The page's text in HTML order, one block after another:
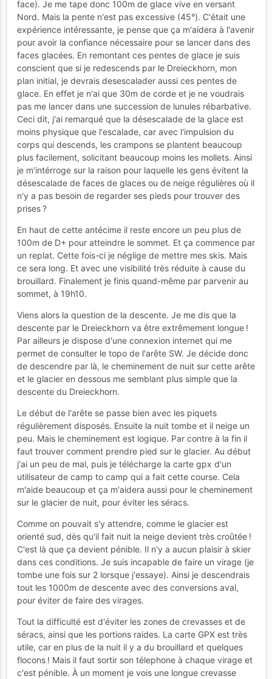
face). Je me tape donc 100m de glace vive en versant
Nord. Mais la pente n'est pas excessive (45°). C'était une
expérience intéressante, je pense que ça m'aidera à l'avenir
pour avoir la confiance nécessaire pour se lancer dans des
faces glacées. En remontant ces pentes de glace je suis
conscient que si je redescends par le Dreieckhorn, mon
plan initial, je devrais desescalader aussi ces pentes de
glace. En effet je n'ai que 30m de corde et je ne voudrais
pas me lancer dans une succession de lunules rébarbative.
Ceci dit, j'ai remarqué que la désescalade de la glace est
moins physique que l'escalade, car avec l'impulsion du
corps qui descends, les crampons se plantent beaucoup
plus facilement, solicitant beaucoup moins les mollets. Ainsi
je m'intérroge sur la raison pour laquelle les gens évitent la
désescalade de faces de glaces ou de neige régulières où il
n'y a pas besoin de regarder ses pieds pour trouver des
prises ?
En haut de cette antécime il reste encore un peu plus de
100m de D+ pour atteindre le sommet. Et ça commence par
un replat. Cette fois-ci je néglige de mettre mes skis. Mais
ce sera long. Et avec une visibilité très réduite à cause du
brouillard. Finalement je finis quand-même par parvenir au
sommet, à 19h10.
Viens alors la question de la descente. Je me dis que la
descente par le Dreieckhorn va être extrêmement longue !
Par ailleurs je dispose d'une connexion internet qui me
permet de consulter le topo de l'arête SW. Je décide donc
de descendre par là, le cheminement de nuit sur cette arête
et le glacier en dessous me semblant plus simple que la
descente du Dreieckhorn.
Le début de l'arête se passe bien avec les piquets
régulièrement disposés. Ensuite la nuit tombe et il neige un
peu. Mais le cheminement est logique. Par contre à la fin il
faut trouver comment prendre pied sur le glacier. Au début
j'ai un peu de mal, puis je télécharge la carte gpx d'un
utilisateur de camp to camp qui a fait cette course. Cela
m'aide beaucoup et ça m'aidera aussi pour le cheminement
sur le glacier de nuit, pour éviter les séracs.
Comme on pouvait s'y attendre, comme le glacier est
orienté sud, dès qu'il fait nuit la neige devient très croûtée !
C'est là que ça devient pénible. Il n'y a aucun plaisir à skier
dans ces conditions. Je suis incapable de faire un virage (je
tombe une fois sur 2 lorsque j'essaye). Ainsi je descendrais
tout les 1000m de descente avec des conversions aval,
pour éviter de faire des virages.
Tout la difficulté est d'éviter les zones de crevasses et de
séracs, ainsi que les portions raides. La carte GPX est très
utile, car en plus de la nuit il y a du brouillard et quelques
flocons ! Mais il faut sortir son télephone à chaque virage et
c'est pénible. À un moment je vois une longue crevasse